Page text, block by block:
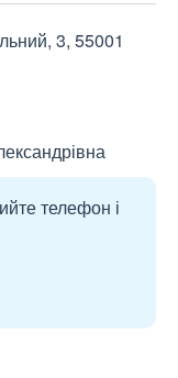
3, 55001
телефон і